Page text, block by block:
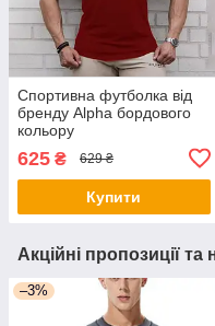
Спортивна футболка від
бренду Alpha бордового
кольору
625 ₴ 629 ₴
Купити
Акційні пропозиції та
–3%